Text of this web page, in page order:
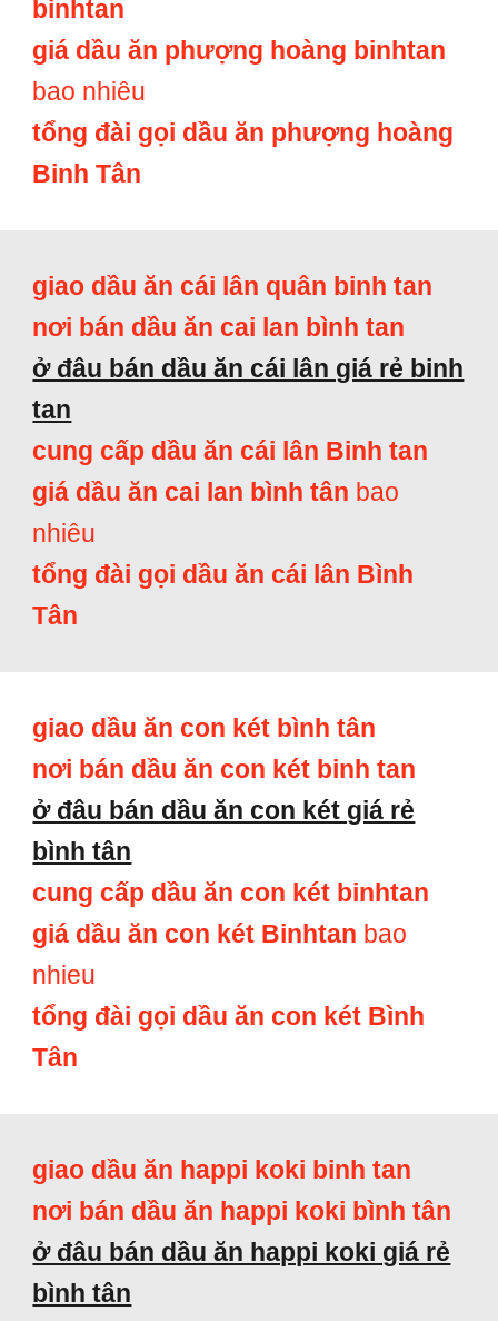
binhtan
giá dầu ăn phượng hoàng binhtan
bao nhiêu
tổng đài gọi dầu ăn phượng hoàng
Binh Tân
giao dầu ăn cái lân quân binh tan
nơi bán dầu ăn cai lan bình tan
ở đâu bán dầu ăn cái lân giá rẻ binh
tan
cung cấp dầu ăn cái lân Binh tan
giá dầu ăn cai lan bình tân bao
nhiêu
tổng đài gọi dầu ăn cái lân Bình
Tân
giao dầu ăn con két bình tân
nơi bán dầu ăn con két binh tan
ở đâu bán dầu ăn con két giá rẻ
bình tân
cung cấp dầu ăn con két binhtan
giá dầu ăn con két Binhtan bao
nhieu
tổng đài gọi dầu ăn con két Bình
Tân
giao dầu ăn happi koki binh tan
nơi bán dầu ăn happi koki bình tân
ở đâu bán dầu ăn happi koki giá rẻ
bình tân